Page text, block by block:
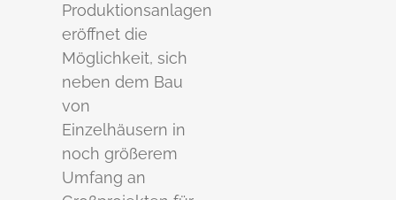
Produktionsanlagen
eröffnet die
Möglichkeit, sich
neben dem Bau
von
Einzelhäusern in
noch größerem
Umfang an